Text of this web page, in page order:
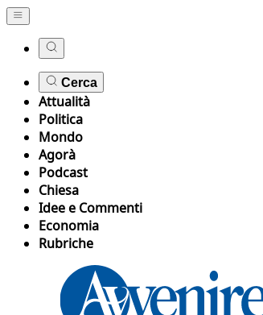
Cerca
Attualità
Politica
Mondo
Agorà
Podcast
Chiesa
Idee e Commenti
Economia
Rubriche